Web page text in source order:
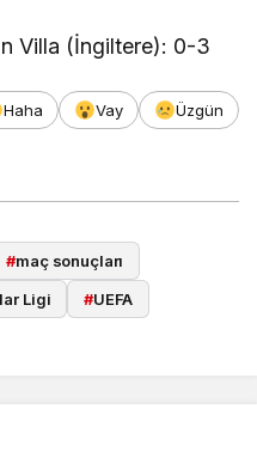
Villa (İngiltere): 0-3
Haha Vay
Üzgün
#maç sonuçları
Ligi #UEFA